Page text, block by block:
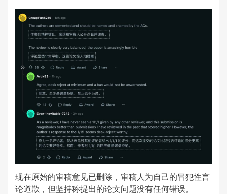
现在原始的审稿意见已删除，审稿人为自己的冒犯性言
论道歉，但坚持称提出的论文问题没有任何错误。